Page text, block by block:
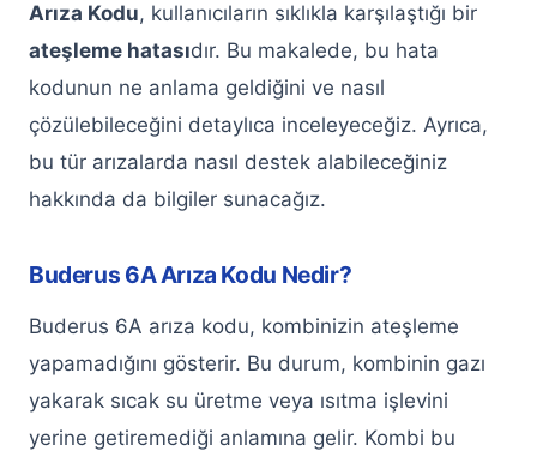
Keçiören Demirdöküm Klima Servisi
Keçiören LG Klima Servisi
Keçiören Beko Klima Servisi
Keçiören Kombi Servisi
Keçiören ECA Kombi Servisi
Arıza Kodu, kullanıcıların sıklıkla karşılaştığı bir
ateşleme hatasıdır. Bu makalede, bu hata
kodunun ne anlama geldiğini ve nasıl
çözülebileceğini detaylıca inceleyeceğiz. Ayrıca,
bu tür arızalarda nasıl destek alabileceğiniz
hakkında da bilgiler sunacağız.
Buderus 6A Arıza Kodu Nedir?
Buderus 6A arıza kodu, kombinizin ateşleme
yapamadığını gösterir. Bu durum, kombinin gazı
yakarak sıcak su üretme veya ısıtma işlevini
yerine getiremediği anlamına gelir. Kombi bu